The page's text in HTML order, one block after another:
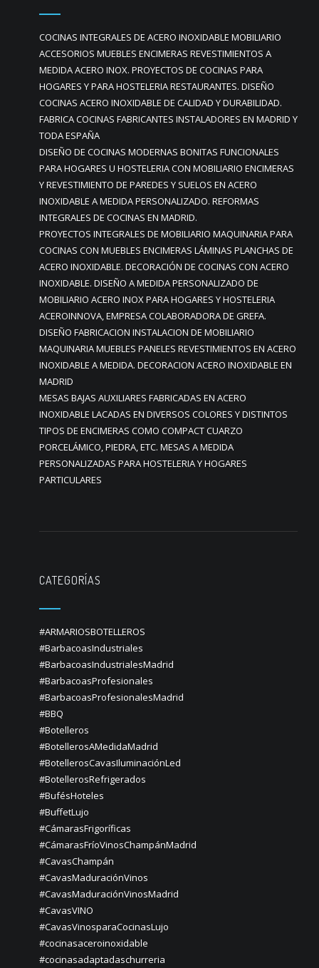
COCINAS INTEGRALES DE ACERO INOXIDABLE MOBILIARIO
ACCESORIOS MUEBLES ENCIMERAS REVESTIMIENTOS A
MEDIDA ACERO INOX. PROYECTOS DE COCINAS PARA
HOGARES Y PARA HOSTELERIA RESTAURANTES. DISEÑO
COCINAS ACERO INOXIDABLE DE CALIDAD Y DURABILIDAD.
FABRICA COCINAS FABRICANTES INSTALADORES EN MADRID Y
TODA ESPAÑA
DISEÑO DE COCINAS MODERNAS BONITAS FUNCIONALES
PARA HOGARES U HOSTELERIA CON MOBILIARIO ENCIMERAS
Y REVESTIMIENTO DE PAREDES Y SUELOS EN ACERO
INOXIDABLE A MEDIDA PERSONALIZADO. REFORMAS
INTEGRALES DE COCINAS EN MADRID.
PROYECTOS INTEGRALES DE MOBILIARIO MAQUINARIA PARA
COCINAS CON MUEBLES ENCIMERAS LÁMINAS PLANCHAS DE
ACERO INOXIDABLE. DECORACIÓN DE COCINAS CON ACERO
INOXIDABLE. DISEÑO A MEDIDA PERSONALIZADO DE
MOBILIARIO ACERO INOX PARA HOGARES Y HOSTELERIA
ACEROINNOVA, EMPRESA COLABORADORA DE GREFA.
DISEÑO FABRICACION INSTALACION DE MOBILIARIO
MAQUINARIA MUEBLES PANELES REVESTIMIENTOS EN ACERO
INOXIDABLE A MEDIDA. DECORACION ACERO INOXIDABLE EN
MADRID
MESAS BAJAS AUXILIARES FABRICADAS EN ACERO
INOXIDABLE LACADAS EN DIVERSOS COLORES Y DISTINTOS
TIPOS DE ENCIMERAS COMO COMPACT CUARZO
PORCELÁMICO, PIEDRA, ETC. MESAS A MEDIDA
PERSONALIZADAS PARA HOSTELERIA Y HOGARES
PARTICULARES
CATEGORÍAS
#ARMARIOSBOTELLEROS
#BarbacoasIndustriales
#BarbacoasIndustrialesMadrid
#BarbacoasProfesionales
#BarbacoasProfesionalesMadrid
#BBQ
#Botelleros
#BotellerosAMedidaMadrid
#BotellerosCavasIluminaciónLed
#BotellerosRefrigerados
#BufésHoteles
#BuffetLujo
#CámarasFrigoríficas
#CámarasFríoVinosChampánMadrid
#CavasChampán
#CavasMaduraciónVinos
#CavasMaduraciónVinosMadrid
#CavasVINO
#CavasVinosparaCocinasLujo
#cocinasaceroinoxidable
#cocinasadaptadaschurreria